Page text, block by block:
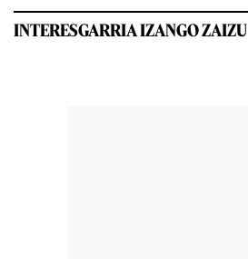
INTERESGARRIA IZANGO ZAIZU